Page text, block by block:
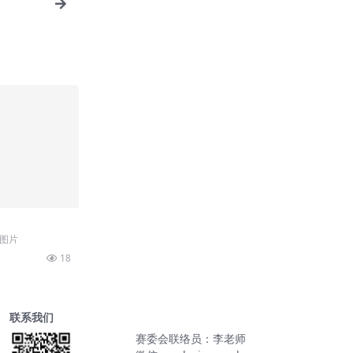
片
18
联系我们
赛委会联络员：李老师